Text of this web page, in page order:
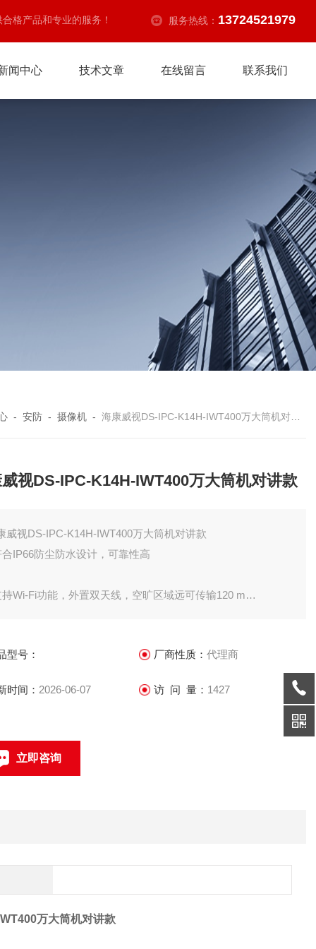
格产品和专业的服务！ 服务热线： 13724521979
闻中心 技术文章 在线留言 联系我们
-安防 -摄像机 -海康威视DS-IPC-K14H-IWT400万大筒机对讲款
视DS-IPC-K14H-IWT400万大筒机对讲款
威视DS-IPC-K14H-IWT400万大筒机对讲款
合IP66防尘防水设计，可靠性高
持Wi-Fi功能，外置双天线，空旷区域远可传输120 m
型号： 厂商性质： 代理商
时间： 2026-06-07 访 问 量： 1427
立即咨询
万大筒机对讲款